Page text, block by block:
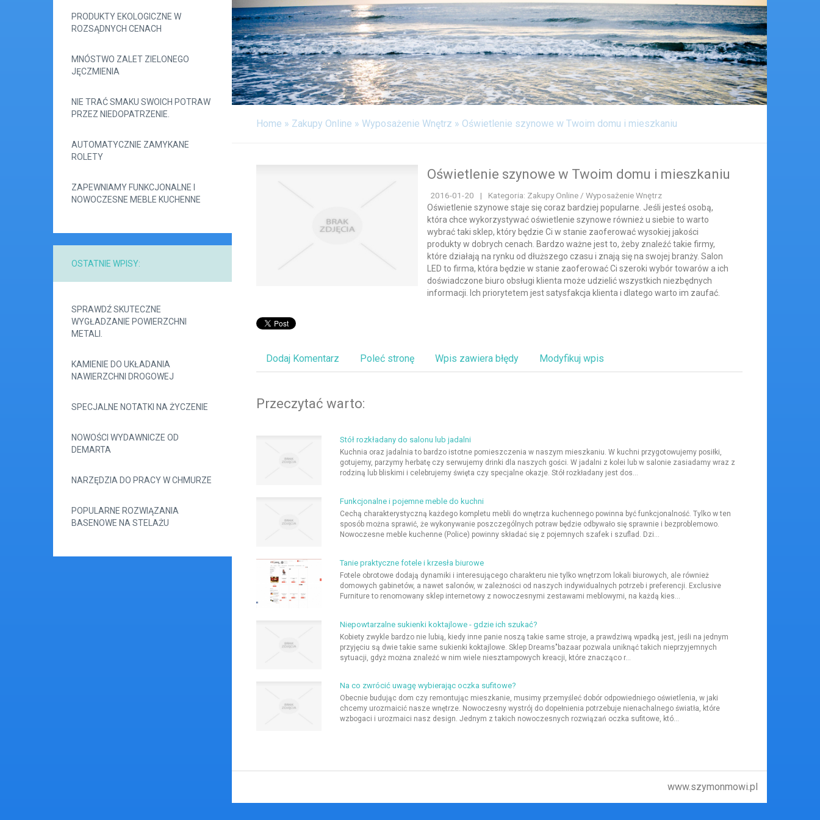
FABRYKACJA
ODPOCZYNEK
WITALIZM
WEB
PRODUKTY EKOLOGICZNE W
ROZSĄDNYCH CENACH
MNÓSTWO ZALET ZIELONEGO
JĘCZMIENIA
NIE TRAĆ SMAKU SWOICH POTRAW
PRZEZ NIEDOPATRZENIE.
AUTOMATYCZNIE ZAMYKANE
ROLETY
ZAPEWNIAMY FUNKCJONALNE I
NOWOCZESNE MEBLE KUCHENNE
OSTATNIE WPISY:
SPRAWDŹ SKUTECZNE
WYGŁADZANIE POWIERZCHNI
METALI.
KAMIENIE DO UKŁADANIA
NAWIERZCHNI DROGOWEJ
SPECJALNE NOTATKI NA ŻYCZENIE
NOWOŚCI WYDAWNICZE OD
DEMARTA
NARZĘDZIA DO PRACY W CHMURZE
POPULARNE ROZWIĄZANIA
BASENOWE NA STELAŻU
Home » Zakupy Online » Wyposażenie Wnętrz » Oświetlenie szynowe w Twoim domu i mieszkaniu
Oświetlenie szynowe w Twoim domu i mieszkaniu
2016-01-20 |
Kategoria: Zakupy Online / Wyposażenie Wnętrz
Oświetlenie szynowe staje się coraz bardziej popularne. Jeśli jesteś osobą,
która chce wykorzystywać oświetlenie szynowe również u siebie to warto
wybrać taki sklep, który będzie Ci w stanie zaoferować wysokiej jakości
produkty w dobrych cenach. Bardzo ważne jest to, żeby znaleźć takie firmy,
które działają na rynku od dłuższego czasu i znają się na swojej branży. Salon
LED to firma, która będzie w stanie zaoferować Ci szeroki wybór towarów a ich
doświadczone biuro obsługi klienta może udzielić wszystkich niezbędnych
informacji. Ich priorytetem jest satysfakcja klienta i dlatego warto im zaufać.
Dodaj Komentarz Poleć stronę Wpis zawiera błędy Modyfikuj wpis
Przeczytać warto:
Stół rozkładany do salonu lub jadalni
Kuchnia oraz jadalnia to bardzo istotne pomieszczenia w naszym mieszkaniu. W kuchni przygotowujemy posiłki,
gotujemy, parzymy herbatę czy serwujemy drinki dla naszych gości. W jadalni z kolei lub w salonie zasiadamy wraz z
rodziną lub bliskimi i celebrujemy święta czy specjalne okazje. Stół rozkładany jest dos...
Funkcjonalne i pojemne meble do kuchni
Cechą charakterystyczną każdego kompletu mebli do wnętrza kuchennego powinna być funkcjonalność. Tylko w ten
sposób można sprawić, że wykonywanie poszczególnych potraw będzie odbywało się sprawnie i bezproblemowo.
Nowoczesne meble kuchenne (Police) powinny składać się z pojemnych szafek i szuflad. Dzi...
Tanie praktyczne fotele i krzesła biurowe
Fotele obrotowe dodają dynamiki i interesującego charakteru nie tylko wnętrzom lokali biurowych, ale również
domowych gabinetów, a nawet salonów, w zależności od naszych indywidualnych potrzeb i preferencji. Exclusive
Furniture to renomowany sklep internetowy z nowoczesnymi zestawami meblowymi, na każdą kies...
Niepowtarzalne sukienki koktajlowe - gdzie ich szukać?
Kobiety zwykle bardzo nie lubią, kiedy inne panie noszą takie same stroje, a prawdziwą wpadką jest, jeśli na jednym
przyjęciu są dwie takie same sukienki koktajlowe. Sklep Dreams"bazaar pozwala uniknąć takich nieprzyjemnych
sytuacji, gdyż można znaleźć w nim wiele niesztampowych kreacji, które znacząco r...
Na co zwrócić uwagę wybierając oczka sufitowe?
Obecnie budując dom czy remontując mieszkanie, musimy przemyśleć dobór odpowiedniego oświetlenia, w jaki
chcemy urozmaicić nasze wnętrze. Nowoczesny wystrój do dopełnienia potrzebuje nienachalnego światła, które
wzbogaci i urozmaici nasz design. Jednym z takich nowoczesnych rozwiązań oczka sufitowe, któ...
www.szymonmowi.pl